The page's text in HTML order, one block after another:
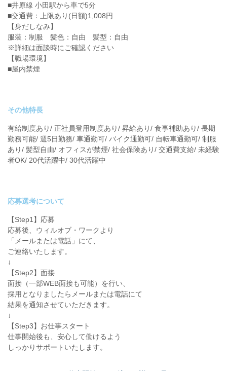
■井原線 小田駅から車で5分
■交通費：上限あり(日額)1,008円
【身だしなみ】
服装：制服 髪色：自由 髪型：自由
※詳細は面談時にご確認ください
【職場環境】
■屋内禁煙
その他特長
有給制度あり/ 正社員登用制度あり/ 昇給あり/ 食事補助あり/ 長期
勤務可能/ 週5日勤務/ 車通勤可/ バイク通勤可/ 自転車通勤可/ 制服
あり/ 髪型自由/ オフィスが禁煙/ 社会保険あり/ 交通費支給/ 未経験
者OK/ 20代活躍中/ 30代活躍中
応募選考について
【Step1】応募
応募後、ウィルオブ・ワークより
「メールまたは電話」にて、
ご連絡いたします。
↓
【Step2】面接
面接（一部WEB面接も可能）を行い、
採用となりましたらメールまたは電話にて
結果を通知させていただきます。
↓
【Step3】お仕事スタート
仕事開始後も、安心して働けるよう
しっかりサポートいたします。